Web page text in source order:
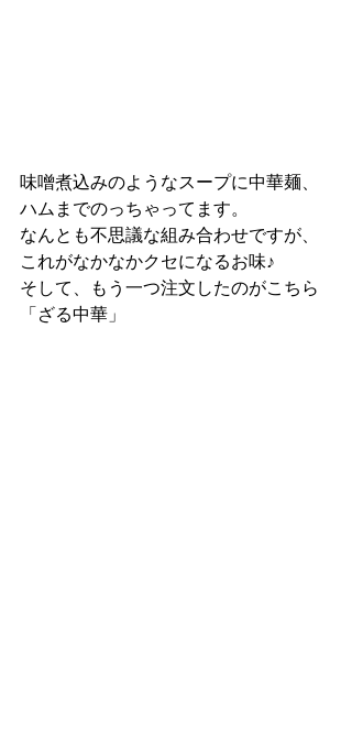
味噌煮込みのようなスープに中華麺、
ハムまでのっちゃってます。
なんとも不思議な組み合わせですが、
これがなかなかクセになるお味♪
そして、もう一つ注文したのがこちら
「ざる中華」